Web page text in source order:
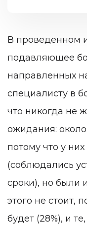
В проведенном
подавляющее
направленных
специалисту в
что никогда не
ожидания:
потому что у
(соблюдались
сроки), но были
этого не стоит,
будет (28%), и